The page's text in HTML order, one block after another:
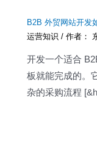
B2B 外贸网站开发
运营知识 / 作者：
开发一个适合
板就能完成的。
杂的采购流程